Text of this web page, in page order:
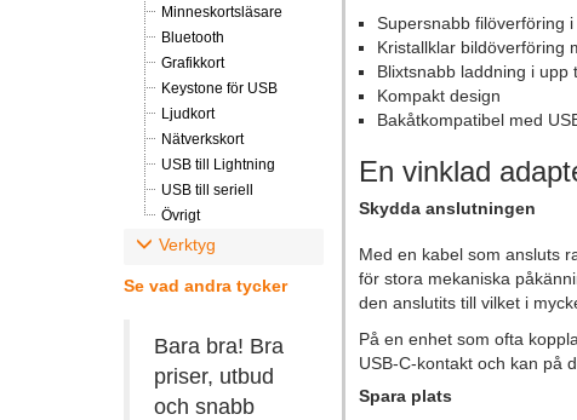
Minneskortsläsare
Bluetooth
Grafikkort
Keystone för USB
Ljudkort
Nätverkskort
USB till Lightning
USB till seriell
Övrigt
Verktyg
Se vad andra tycker
Bara bra! Bra
priser, utbud
och snabb
Supersnabb filöverföring
Kristallklar bildöverföring
Blixtsnabb laddning i upp
Kompakt design
Bakåtkompatibel med
En vinklad
Skydda anslutningen
Med en kabel som ansluts
för stora mekaniska
den anslutits till vilket i
På en enhet som ofta
USB-C-kontakt och kan på
Spara plats